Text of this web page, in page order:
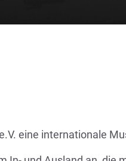
eine internationale